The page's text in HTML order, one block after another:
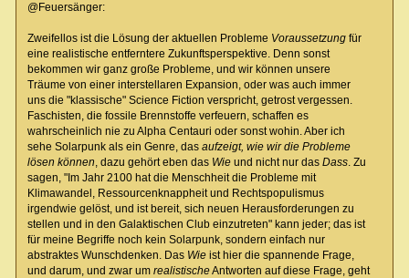
@Feuersänger:
Zweifellos ist die Lösung der aktuellen Probleme Voraussetzungfür
eine realistische entferntere Zukunftsperspektive. Denn sonst
bekommen wir ganz große Probleme, und wir können unsere
Träume von einer interstellaren Expansion, oder was auch immer
uns die "klassische" Science Fiction verspricht, getrost vergessen.
Faschisten, die fossile Brennstoffe verfeuern, schaffen es
wahrscheinlich nie zu Alpha Centauri oder sonst wohin. Aber ich
sehe Solarpunk als ein Genre, das aufzeigt, wie wir die Probleme
lösen können , dazu gehört eben das Wieund nicht nur das Dass. Zu
sagen, "Im Jahr 2100 hat die Menschheit die Probleme mit
Klimawandel, Ressourcenknappheit und Rechtspopulismus
irgendwie gelöst, und ist bereit, sich neuen Herausforderungen zu
stellen und in den Galaktischen Club einzutreten" kann jeder; das ist
für meine Begriffe noch kein Solarpunk, sondern einfach nur
abstraktes Wunschdenken. Das Wieist hier die spannende Frage,
und darum, und zwar um realistischeAntworten auf diese Frage, geht